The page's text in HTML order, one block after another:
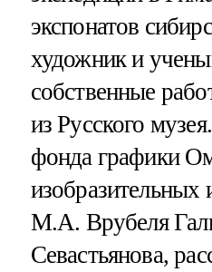
экспонатов
художник и
собственные
из Русского
фонда графики
изобразительных
М.А. Врубеля
Севастьянова,